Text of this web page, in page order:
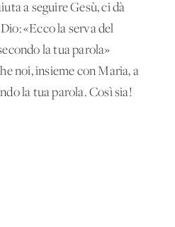
a seguire Gesù, ci dà
«Ecco la serva del
la tua parola»
noi, insieme con Maria, a
la tua parola. Così sia!